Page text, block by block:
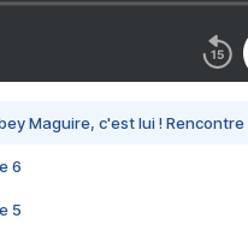
Maguire, c'est lui !
6
5